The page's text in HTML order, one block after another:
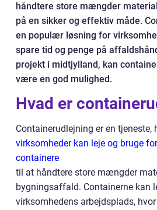
håndtere store mængder
på en sikker og effektiv måde.
en populær løsning for
spare tid og penge på
projekt i midtjylland, kan
være en god mulighed.
Hvad er
Containerudlejning er en tjeneste,
virksomheder kan leje og bruge
containere
til at håndtere store mængder
bygningsaffald. Containerne kan
virksomhedens arbejdsplads,